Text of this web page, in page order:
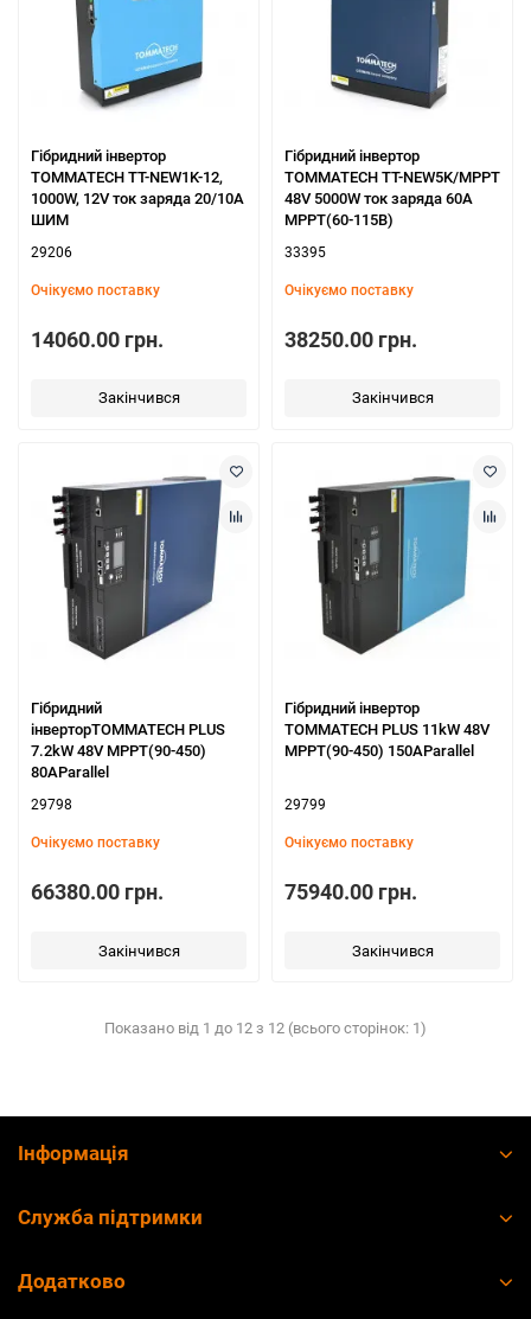
Гібридний інвертор
TOMMATECH TT-NEW1K-12,
1000W, 12V ток заряда 20/10А
ШИМ
29206
Очікуємо поставку
14060.00 грн.
Закінчився
Гібридний інвертор
TOMMATECH TT-NEW5K/MPPT
48V 5000W ток заряда 60А
MPPT(60-115В)
33395
Очікуємо поставку
38250.00 грн.
Закінчився
Гібридний
інверторTOMMATECH PLUS
7.2kW 48V MPPT(90-450)
80AParallel
29798
Очікуємо поставку
66380.00 грн.
Закінчився
Гібридний інвертор
TOMMATECH PLUS 11kW 48V
MPPT(90-450) 150AParallel
29799
Очікуємо поставку
75940.00 грн.
Закінчився
Показано від 1 до 12 з 12 (всього сторінок: 1)
Інформація
Служба підтримки
Додатково